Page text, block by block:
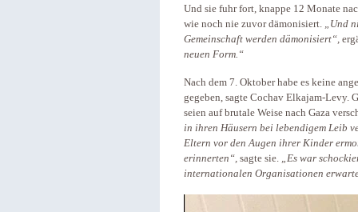
Und sie fuhr fort, knappe 12 Monate
wie noch nie zuvor dämonisiert. „Und
Gemeinschaft werden dämonisiert“,
neuen Form.“
Nach dem 7. Oktober habe es keine
gegeben, sagte Cochav Elkajam-Levy.
seien auf brutale Weise nach Gaza
in ihren Häusern bei lebendigem Leib
Eltern vor den Augen ihrer Kinder
erinnerten“, sagte sie. „Es war
internationalen Organisationen